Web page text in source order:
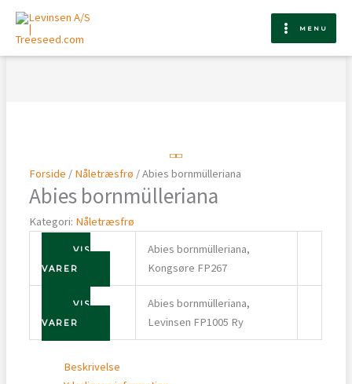
indholdet
MENU
Forside / Nåletræsfrø / Abies bornmülleriana
Abies bornmülleriana
Kategori: Nåletræsfrø
VIS
VARER
Abies bornmülleriana,
Kongsøre FP267
VIS
VARER
Abies bornmülleriana,
Levinsen FP1005 Ry
Beskrivelse